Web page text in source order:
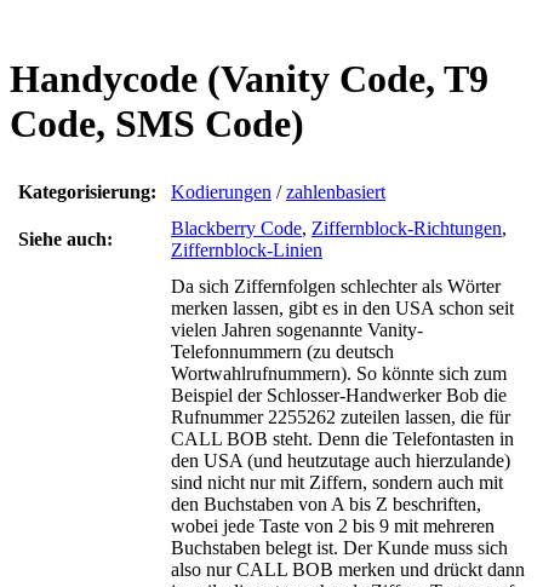
Handycode (Vanity Code, T9
Code, SMS Code)
Kategorisierung: Kodierungen /zahlenbasiert
Siehe auch:
Blackberry Code, Ziffernblock-Richtungen,
Ziffernblock-Linien
Da sich Ziffernfolgen schlechter als Wörter
merken lassen, gibt es in den USA schon seit
vielen Jahren sogenannte Vanity-
Telefonnummern (zu deutsch
Wortwahlrufnummern). So könnte sich zum
Beispiel der Schlosser-Handwerker Bob die
Rufnummer 2255262 zuteilen lassen, die für
CALL BOB steht. Denn die Telefontasten in
den USA (und heutzutage auch hierzulande)
sind nicht nur mit Ziffern, sondern auch mit
den Buchstaben von A bis Z beschriften,
wobei jede Taste von 2 bis 9 mit mehreren
Buchstaben belegt ist. Der Kunde muss sich
also nur CALL BOB merken und drückt dann